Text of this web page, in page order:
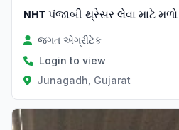
𝗡𝗛𝗧 પંજાબી થ્રેસર લેવા માટે મળો
જગત એગ્રીટેક
Login to view
Junagadh, Gujarat